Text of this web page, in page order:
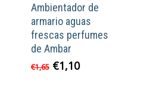
Ambientador de
armario aguas
frescas perfumes
de Ambar
€1,65 El
€1,10El